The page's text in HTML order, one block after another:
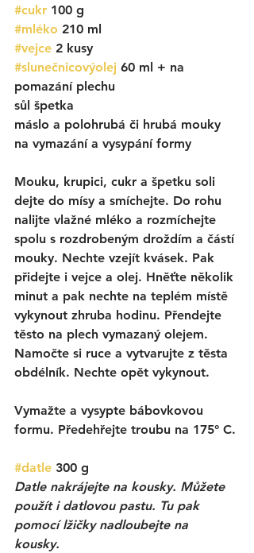
#cukr 100 g
#mléko 210 ml
#vejce 2 kusy
#slunečnicovýolej 60 ml + na
pomazání plechu
sůl špetka
máslo a polohrubá či hrubá mouky
na vymazání a vysypání formy
Mouku, krupici, cukr a špetku soli
dejte do mísy a smíchejte. Do rohu
nalijte vlažné mléko a rozmíchejte
spolu s rozdrobeným droždím a částí
mouky. Nechte vzejít kvásek. Pak
přidejte i vejce a olej. Hněťte několik
minut a pak nechte na teplém místě
vykynout zhruba hodinu. Přendejte
těsto na plech vymazaný olejem.
Namočte si ruce a vytvarujte z těsta
obdélník. Nechte opět vykynout.
Vymažte a vysypte bábovkovou
formu. Předehřejte troubu na 175° C.
#datle 300 g
Datle nakrájejte na kousky. Můžete
použít i datlovou pastu. Tu pak
pomocí lžičky nadloubejte na
kousky.